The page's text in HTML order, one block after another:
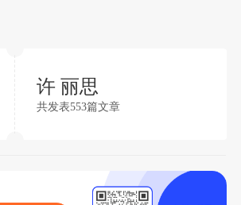
许 丽思
共发表553篇文章